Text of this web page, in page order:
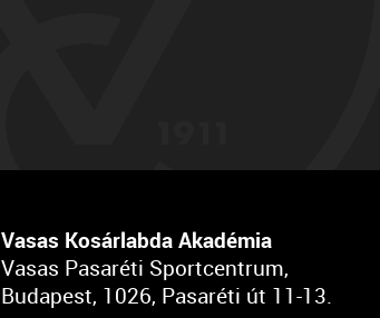
Vasas Kosárlabda Akadémia
Vasas Pasaréti Sportcentrum,
Budapest, 1026, Pasaréti út 11-13.